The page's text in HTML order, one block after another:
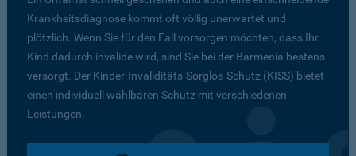
Krankheitsdiagnose kommt oft völlig unerwartet und
plötzlich. Wenn Sie für den Fall vorsorgen möchten, dass Ihr
Kind dadurch invalide wird, sind Sie bei der Barmenia bestens
versorgt. Der Kinder-Invaliditäts-Sorglos-Schutz (KISS) bietet
einen individuell wählbaren Schutz mit verschiedenen
Leistungen.